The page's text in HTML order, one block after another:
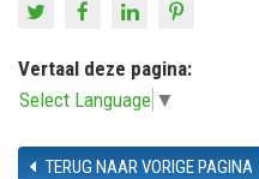
Vertaal deze pagina:
Select Language ▼
TERUG NAAR VORIGE PAGINA